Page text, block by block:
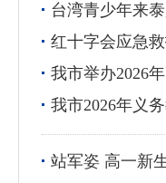
台湾青少年来泰
红十字会应急
我市举办2026
我市2026年义
站军姿 高一新